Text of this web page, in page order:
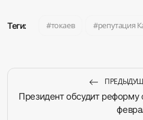
Теги: токаев репутация
Президент обсудит